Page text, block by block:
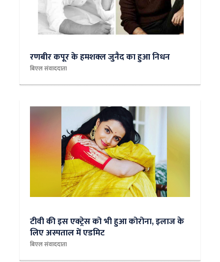
रणबीर कपूर के हमशक्ल जुनैद का हुआ निधन
बिएल संवाददाता
टीवी की इस एक्ट्रेस को भी हुआ कोरोना, इलाज के
लिए अस्पताल में एडमिट
बिएल संवाददाता